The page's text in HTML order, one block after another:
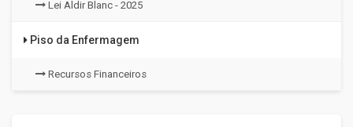
Lei Aldir Blanc - 2025
Piso da Enfermagem
Recursos Financeiros